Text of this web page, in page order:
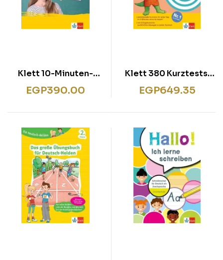
Klett 10-Minuten-
Training Mathematik
EGP390.00
Klett 380 Kurztests,
die wirklich helfen
EGP649.35